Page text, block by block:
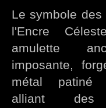
Le symbole des
l'Encre
amulette
imposante,
métal patiné
alliant des